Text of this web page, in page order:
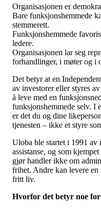
Organisasjonen er
Bare funksjonshemmede
stemmerett.
Funksjonshemmede
ledere.
Organisasjonen lar seg
forhandlinger, i møter og i
Det betyr at en
av investorer eller styres
å leve med en
funksjonshemmede selv. I
er det du og dine
tjenesten – ikke et styre
Uloba ble startet i 1991 av
assistanse, og som
gjør handler ikke om
frihet. Andre kan levere en
fritt liv.
Hvorfor det betyr noe for